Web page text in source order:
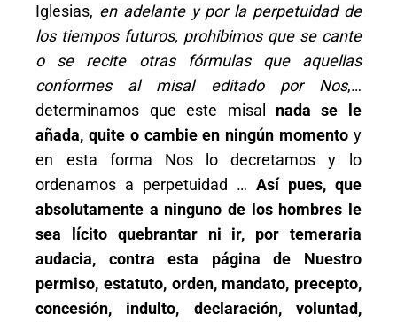
Iglesias, en adelante y por la perpetuidad de
los tiempos futuros, prohibimos que se cante
o se recite otras fórmulas que aquellas
conformes al misal editado por Nos,…
determinamos que este misal nada se le
añada, quite o cambie en ningún momentoy
en esta forma Nos lo decretamos y lo
ordenamos a perpetuidad … Así pues, que
absolutamente a ninguno de los hombres le
sea lícito quebrantar ni ir, por temeraria
audacia, contra esta página de Nuestro
permiso, estatuto, orden, mandato, precepto,
concesión, indulto, declaración, voluntad,